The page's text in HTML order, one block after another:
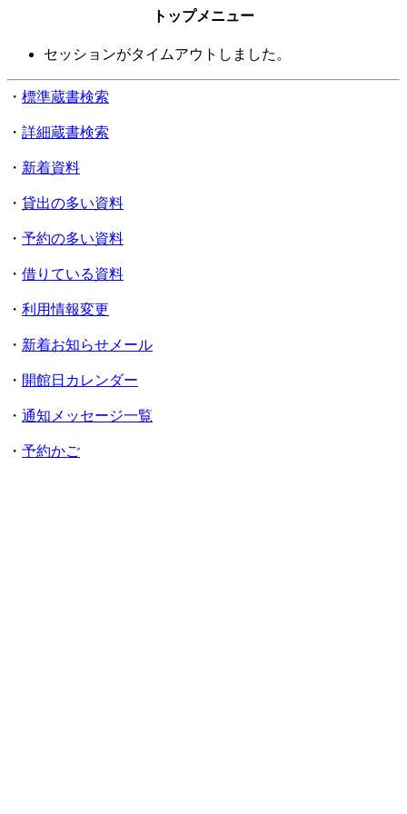
トップメニュー
セッションがタイムアウトしました。
・ 標準蔵書検索
・ 詳細蔵書検索
・ 新着資料
・ 貸出の多い資料
・ 予約の多い資料
・ 借りている資料
・ 利用情報変更
・ 新着お知らせメール
・ 開館日カレンダー
・ 通知メッセージ一覧
・ 予約かご